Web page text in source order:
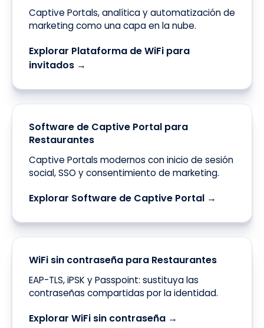
Captive Portals, analítica y automatización de
marketing como una capa en la nube.
Explorar Plataforma de WiFi para
invitados →
Software de Captive Portal para
Restaurantes
Captive Portals modernos con inicio de sesión
social, SSO y consentimiento de marketing.
Explorar Software de Captive Portal →
WiFi sin contraseña para Restaurantes
EAP-TLS, iPSK y Passpoint: sustituya las
contraseñas compartidas por la identidad.
Explorar WiFi sin contraseña →